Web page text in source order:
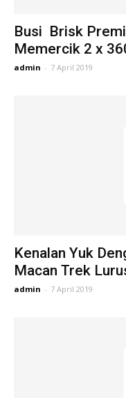
Busi Brisk
Memercik 2 x
admin - 7 April 2019
Kenalan Yuk
Macan Trek
admin - 7 April 2019